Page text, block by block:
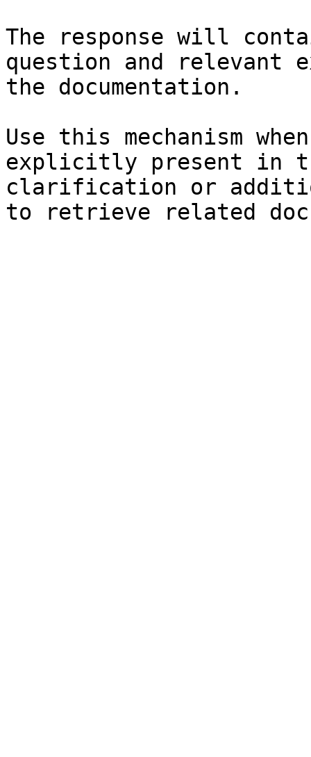
The response will
question and relevant
the documentation.
Use this mechanism
explicitly present in
clarification or